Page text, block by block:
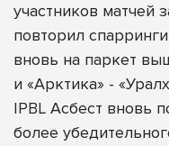
участников матчей
повторил
вновь на паркет
и «Арктика» -
IPBL Асбест вновь
более